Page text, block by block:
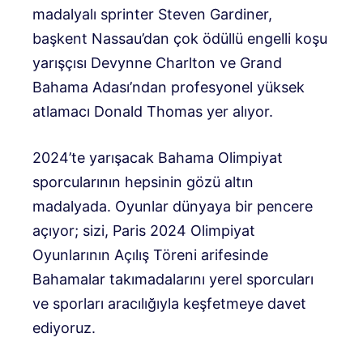
madalyalı sprinter Steven Gardiner,
başkent Nassau’dan çok ödüllü engelli koşu
yarışçısı Devynne Charlton ve Grand
Bahama Adası’ndan profesyonel yüksek
atlamacı Donald Thomas yer alıyor.
2024’te yarışacak Bahama Olimpiyat
sporcularının hepsinin gözü altın
madalyada. Oyunlar dünyaya bir pencere
açıyor; sizi, Paris 2024 Olimpiyat
Oyunlarının Açılış Töreni arifesinde
Bahamalar takımadalarını yerel sporcuları
ve sporları aracılığıyla keşfetmeye davet
ediyoruz.